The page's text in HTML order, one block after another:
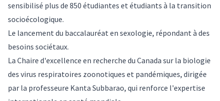
sensibilisé plus de 850 étudiantes et étudiants à la transition
socioécologique.
Le lancement du baccalauréat en sexologie, répondant à des
besoins sociétaux.
La Chaire d'excellence en recherche du Canada sur la biologie
des virus respiratoires zoonotiques et pandémiques, dirigée
par la professeure Kanta Subbarao, qui renforce l'expertise